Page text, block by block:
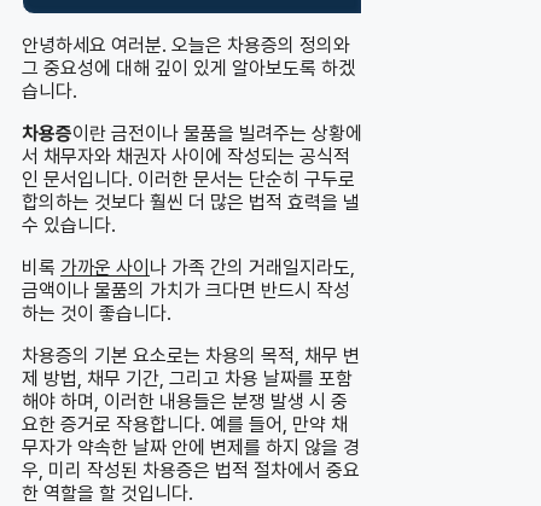
안녕하세요 여러분. 오늘은 차용증의 정의와
그 중요성에 대해 깊이 있게 알아보도록 하겠
습니다.
차용증이란 금전이나 물품을 빌려주는 상황에
서 채무자와 채권자 사이에 작성되는 공식적
인 문서입니다. 이러한 문서는 단순히 구두로
합의하는 것보다 훨씬 더 많은 법적 효력을 낼
수 있습니다.
비록 가까운 사이 나 가족 간의 거래일지라도,
금액이나 물품의 가치가 크다면 반드시 작성
하는 것이 좋습니다.
차용증의 기본 요소로는 차용의 목적, 채무 변
제 방법, 채무 기간, 그리고 차용 날짜를 포함
해야 하며, 이러한 내용들은 분쟁 발생 시 중
요한 증거로 작용합니다. 예를 들어, 만약 채
무자가 약속한 날짜 안에 변제를 하지 않을 경
우, 미리 작성된 차용증은 법적 절차에서 중요
한 역할을 할 것입니다.